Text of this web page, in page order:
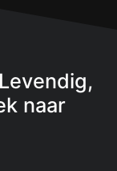
naar